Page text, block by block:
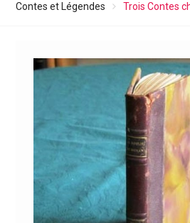
Contes et Légendes
Trois Contes